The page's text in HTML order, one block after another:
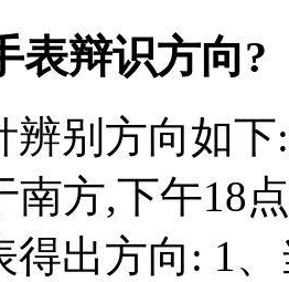
表辩识方向?
辨别方向如
南方,下午18
得出方向: 1